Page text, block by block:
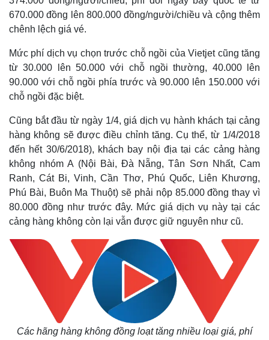
670.000 đồng lên 800.000 đồng/người/chiều và cộng thêm
chênh lệch giá vé.
Mức phí dịch vụ chọn trước chỗ ngồi của Vietjet cũng tăng
từ 30.000 lên 50.000 với chỗ ngồi thường, 40.000 lên
90.000 với chỗ ngồi phía trước và 90.000 lên 150.000 với
chỗ ngồi đặc biệt.
Cũng bắt đầu từ ngày 1/4, giá dịch vụ hành khách tại cảng
hàng không sẽ được điều chỉnh tăng. Cụ thể, từ 1/4/2018
đến hết 30/6/2018), khách bay nội địa tại các cảng hàng
không nhóm A (Nội Bài, Đà Nẵng, Tân Sơn Nhất, Cam
Ranh, Cát Bi, Vinh, Cần Thơ, Phú Quốc, Liên Khương,
Phú Bài, Buôn Ma Thuột) sẽ phải nộp 85.000 đồng thay vì
80.000 đồng như trước đây. Mức giá dịch vụ này tại các
cảng hàng không còn lại vẫn được giữ nguyên như cũ.
Các hãng hàng không đồng loạt tăng nhiều loại giá, phí